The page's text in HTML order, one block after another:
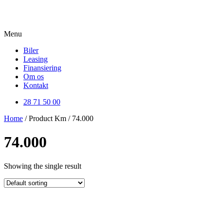
Menu
Biler
Leasing
Finansiering
Om os
Kontakt
28 71 50 00
Home / Product Km / 74.000
74.000
Showing the single result